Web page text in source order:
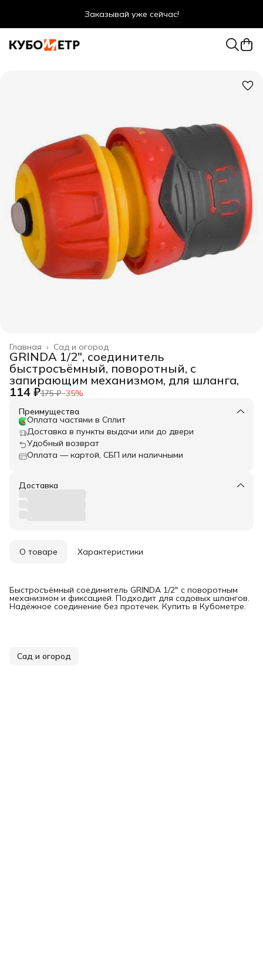
Заказывай уже сейчас!
Оптовые цены даже для физ. лиц
Сад и огород
Главная ›
GRINDA 1/2", соединитель
быстросъёмный, поворотный, с
запирающим механизмом, для шланга,
114 ₽175 ₽−35%
Преимущества
Оплата частями в Сплит
Доставка в пункты выдачи или до двери
Удобный возврат
Оплата — картой, СБП или наличными
Доставка
О товаре Характеристики
Быстросъёмный соединитель GRINDA 1/2" с поворотным
механизмом и фиксацией. Подходит для садовых шлангов.
Надёжное соединение без протечек. Купить в Кубометре.
Сад и огород